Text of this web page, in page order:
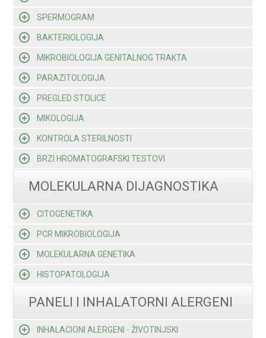
SPERMOGRAM
BAKTERIOLOGIJA
MIKROBIOLOGIJA GENITALNOG TRAKTA
PARAZITOLOGIJA
PREGLED STOLICE
MIKOLOGIJA
KONTROLA STERILNOSTI
BRZI HROMATOGRAFSKI TESTOVI
MOLEKULARNA DIJAGNOSTIKA
CITOGENETIKA
PCR MIKROBIOLOGIJA
MOLEKULARNA GENETIKA
HISTOPATOLOGIJA
PANELI I INHALATORNI ALERGENI
INHALACIONI ALERGENI - ŽIVOTINJSKI